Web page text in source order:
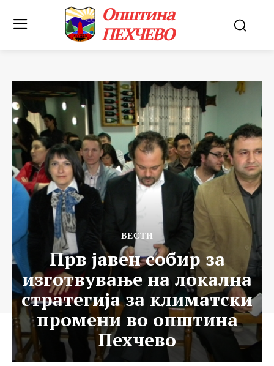
Општина
ПЕХЧЕВО
ВЕСТИ
Прв јавен собир за
изготвување на локална
стратегија за климатски
промени во општина
Пехчево